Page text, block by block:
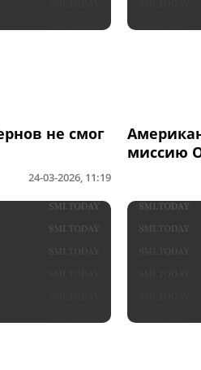
не смог
24-03-2026, 11:19
миссию